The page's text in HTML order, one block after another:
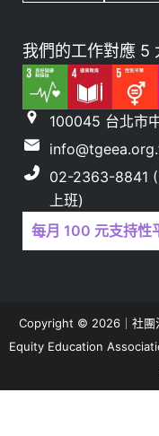
我們的工作對應 5
100045 台北市
02-2363-8841 (
上班)
每月 100 元支持性
Copyright © 2026｜社團
Equity Education